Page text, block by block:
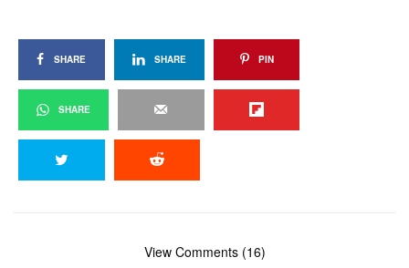
SHARE SHARE PIN
SHARE
View Comments (16)